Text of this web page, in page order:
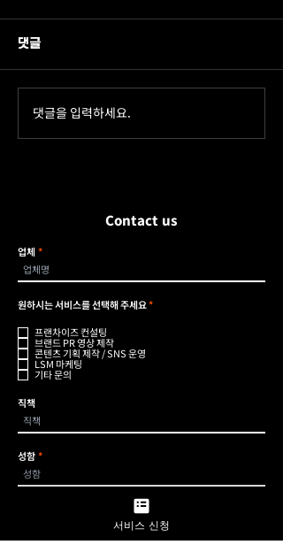
댓글
댓글을 입력하세요.
Contact us
업체
원하시는 서비스를 선택해 주세요*필
프랜차이즈 컨설팅
브랜드 PR 영상 제작
콘텐츠 기획 제작 / SNS 운영
LSM 마케팅
기타 문의
직책
성함
서비스 신청